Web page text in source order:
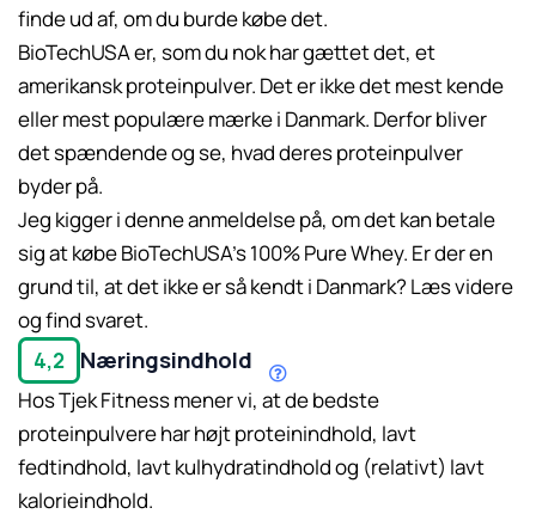
finde ud af, om du burde købe det.
BioTechUSA er, som du nok har gættet det, et
amerikansk proteinpulver. Det er ikke det mest kende
eller mest populære mærke i Danmark. Derfor bliver
det spændende og se, hvad deres proteinpulver
byder på.
Jeg kigger i denne anmeldelse på, om det kan betale
sig at købe BioTechUSA’s 100% Pure Whey. Er der en
grund til, at det ikke er så kendt i Danmark? Læs videre
og find svaret.
4,2
Næringsindhold
Hos Tjek Fitness mener vi, at de bedste
proteinpulvere har højt proteinindhold, lavt
fedtindhold, lavt kulhydratindhold og (relativt) lavt
kalorieindhold.